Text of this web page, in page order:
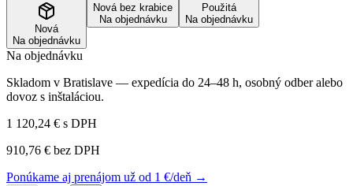
Nová
Na objednávku
Nová bez krabice
Na objednávku
Použitá
Na objednávku
Na objednávku
Skladom v Bratislave — expedícia do 24–48 h, osobný odber alebo
dovoz s inštaláciou.
1 120,24 € s DPH
910,76 € bez DPH
Ponúkame aj prenájom už od 1 €/deň →